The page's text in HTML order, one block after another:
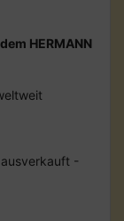
HERMANN
-